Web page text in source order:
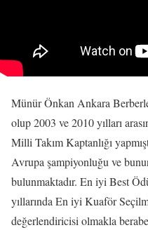
Münür Önkan Ankara
olup 2003 ve 2010 yılları
Milli Takım Kaptanlığı
Avrupa şampiyonluğu ve
bulunmaktadır. En iyi Best
yıllarında En iyi Kuaför
değerlendiricisi olmakla